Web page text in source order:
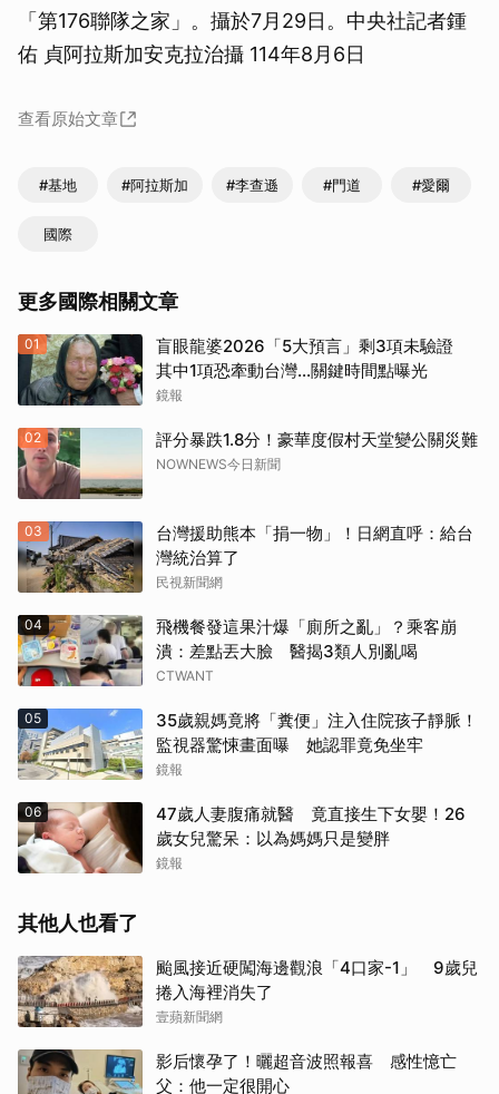
「第176聯隊之家」。攝於7月29日。中央社記者鍾
佑 貞阿拉斯加安克拉治攝 114年8月6日
查看原始文章
#基地 #阿拉斯加 #李查遜 #門道 #愛爾
國際
更多國際相關文章
01
盲眼龍婆2026「5大預言」剩3項未驗證
其中1項恐牽動台灣...關鍵時間點曝光
鏡報
02 評分暴跌1.8分！豪華度假村天堂變公關災難
NOWNEWS今日新聞
03
台灣援助熊本「捐一物」！日網直呼：給台
灣統治算了
民視新聞網
04
飛機餐發這果汁爆「廁所之亂」？乘客崩
潰：差點丟大臉 醫揭3類人別亂喝
CTWANT
05
35歲親媽竟將「糞便」注入住院孩子靜脈！
監視器驚悚畫面曝 她認罪竟免坐牢
鏡報
06
47歲人妻腹痛就醫 竟直接生下女嬰！26
歲女兒驚呆：以為媽媽只是變胖
鏡報
其他人也看了
颱風接近硬闖海邊觀浪「4口家-1」 9歲兒
捲入海裡消失了
壹蘋新聞網
影后懷孕了！曬超音波照報喜 感性憶亡
父：他一定很開心